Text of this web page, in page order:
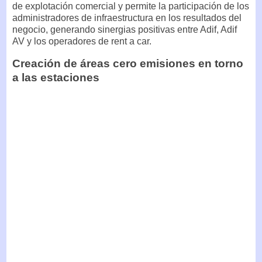
de explotación comercial y permite la participación de los
administradores de infraestructura en los resultados del
negocio, generando sinergias positivas entre Adif, Adif
AV y los operadores de rent a car.
Creación de áreas cero emisiones en torno
a las estaciones